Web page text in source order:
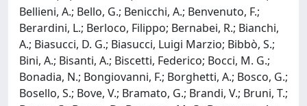
Bellieni, A.; Bello, G.; Benicchi, A.; Benvenuto, F.;
Berardini, L.; Berloco, Filippo; Bernabei, R.; Bianchi,
A.; Biasucci, D. G.; Biasucci, Luigi Marzio; Bibbò, S.;
Bini, A.; Bisanti, A.; Biscetti, Federico; Bocci, M. G.;
Bonadia, N.; Bongiovanni, F.; Borghetti, A.; Bosco, G.;
Bosello, S.; Bove, V.; Bramato, G.; Brandi, V.; Bruni, T.;